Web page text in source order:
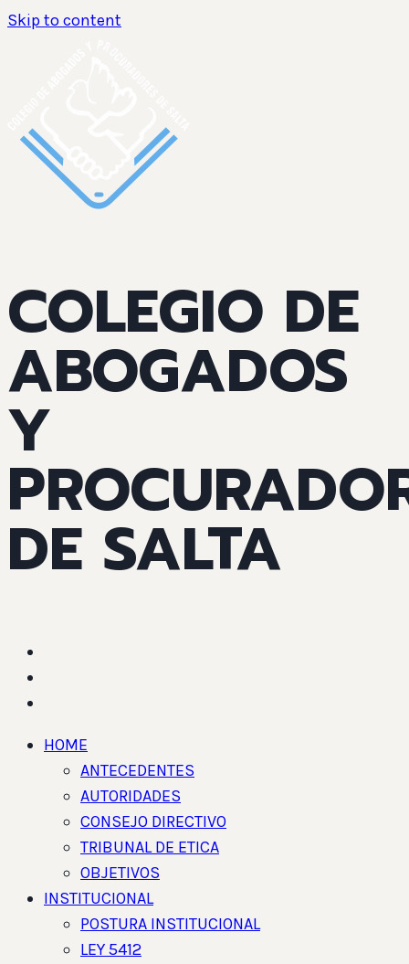
Skip to content
COLEGIO DE
ABOGADOS
Y
DE SALTA
HOME
ANTECEDENTES
AUTORIDADES
CONSEJO DIRECTIVO
TRIBUNAL DE ETICA
OBJETIVOS
INSTITUCIONAL
POSTURA INSTITUCIONAL
LEY 5412